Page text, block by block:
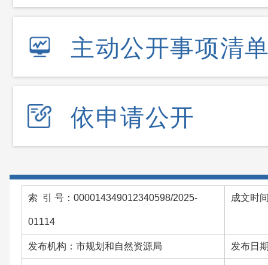
主动公开事项清
依申请公开
索 引 号：000014349012340598/2025-
01114
成文时
发布机构：市规划和自然资源局 发布日